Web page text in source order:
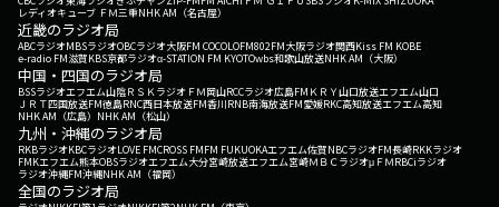
レディオキューブ ＦＭ三重NHK AM（名古屋）
近畿のラジオ局
ABCラジオMBSラジオOBCラジオ大阪FM COCOLOFM802FM大阪ラジオ関西Kiss FM KOBE
e-radio FM滋賀KBS京都ラジオα-STATION FM KYOTOwbs和歌山放送NHK AM（大阪）
中国・四国のラジオ局
BSSラジオエフエム山陰ＲＳＫラジオ ＦＭ岡山RCCラジオ広島FM ＫＲＹ山口放送エフエム山口
ＪＲＴ四国放送FM徳島RNC西日本放送FM香川RNB南海放送FM愛媛RKC高知放送エフエム高知
NHK AM（広島） NHK AM（松山）
九州・沖縄のラジオ局
RKBラジオKBCラジオLOVE FMCROSS FMFM FUKUOKAエフエム佐賀NBCラジオFM長崎RKKラジオ
FMKエフエム熊本OBSラジオエフエム大分宮崎放送エフエム宮崎ＭＢＣラジオμＦＭRBCiラジオ
ラジオ沖縄FM沖縄NHK AM（福岡）
全国のラジオ局